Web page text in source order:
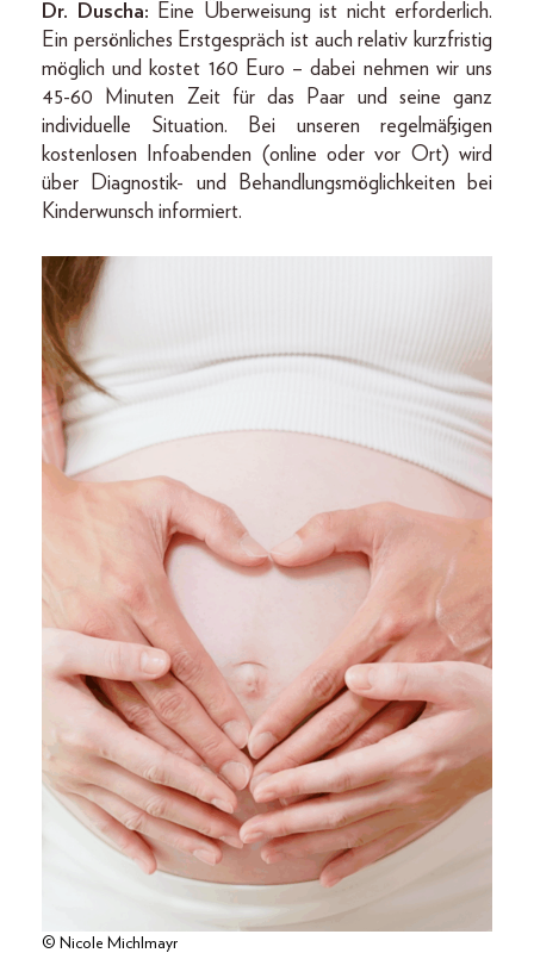
Dr. Duscha: Eine Überweisung ist nicht erforderlich.
Ein persönliches Erstgespräch ist auch relativ kurzfristig
möglich und kostet 160 Euro – dabei nehmen wir uns
45-60 Minuten Zeit für das Paar und seine ganz
individuelle Situation. Bei unseren regelmäßigen
kostenlosen Infoabenden (online oder vor Ort) wird
über Diagnostik- und Behandlungsmöglichkeiten bei
Kinderwunsch informiert.
© Nicole Michlmayr